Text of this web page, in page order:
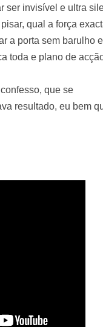
ser invisível e ultra
qual a força
a porta sem barulho
toda e plano de
que se
resultado, eu bem